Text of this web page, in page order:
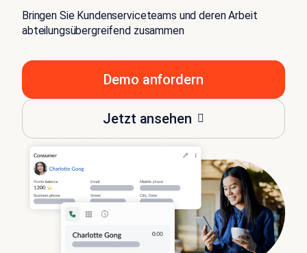
Bringen Sie Kundenserviceteams und deren Arbeit
abteilungsübergreifend zusammen
Demo anfordern
Jetzt ansehen